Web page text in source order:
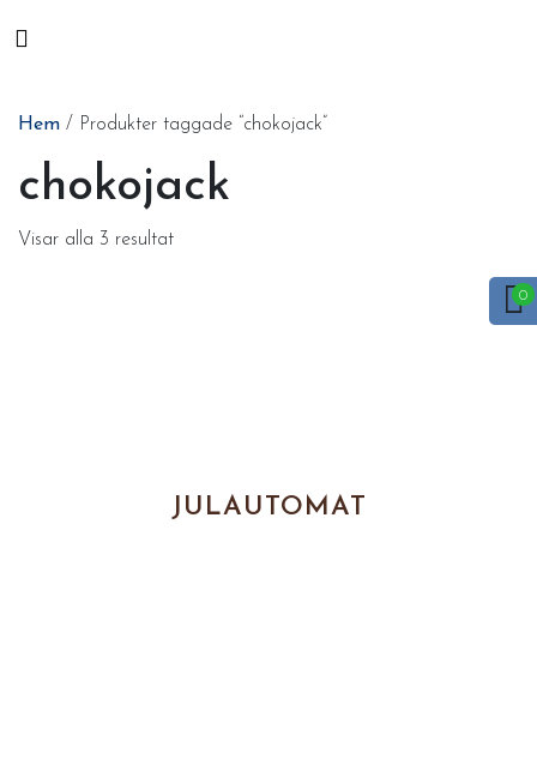
Hem / Produkter taggade “chokojack”
chokojack
Visar alla 3 resultat
JULAUTOMAT